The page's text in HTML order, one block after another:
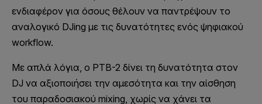
ενδιαφέρον για όσους θέλουν να παντρέψουν το
αναλογικό DJing με τις δυνατότητες ενός ψηφιακού
workflow.
Με απλά λόγια, ο PTB-2 δίνει τη δυνατότητα στον
DJ να αξιοποιήσει την αμεσότητα και την αίσθηση
του παραδοσιακού mixing, χωρίς να χάνει τα